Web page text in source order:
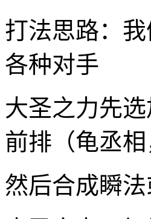
打法思路：
各种对手
大圣之力先
前排（龟丞
然后合成瞬